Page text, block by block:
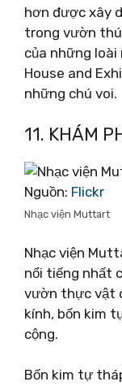
hơn được xây
trong vườn
của những
House and
những chú voi.
11. KHÁM
Nguồn: Flickr
Nhạc viện Muttart
Nhạc viện
nổi tiếng nhất
vườn thực vật
kính, bốn kim
cộng.
Bốn kim tự